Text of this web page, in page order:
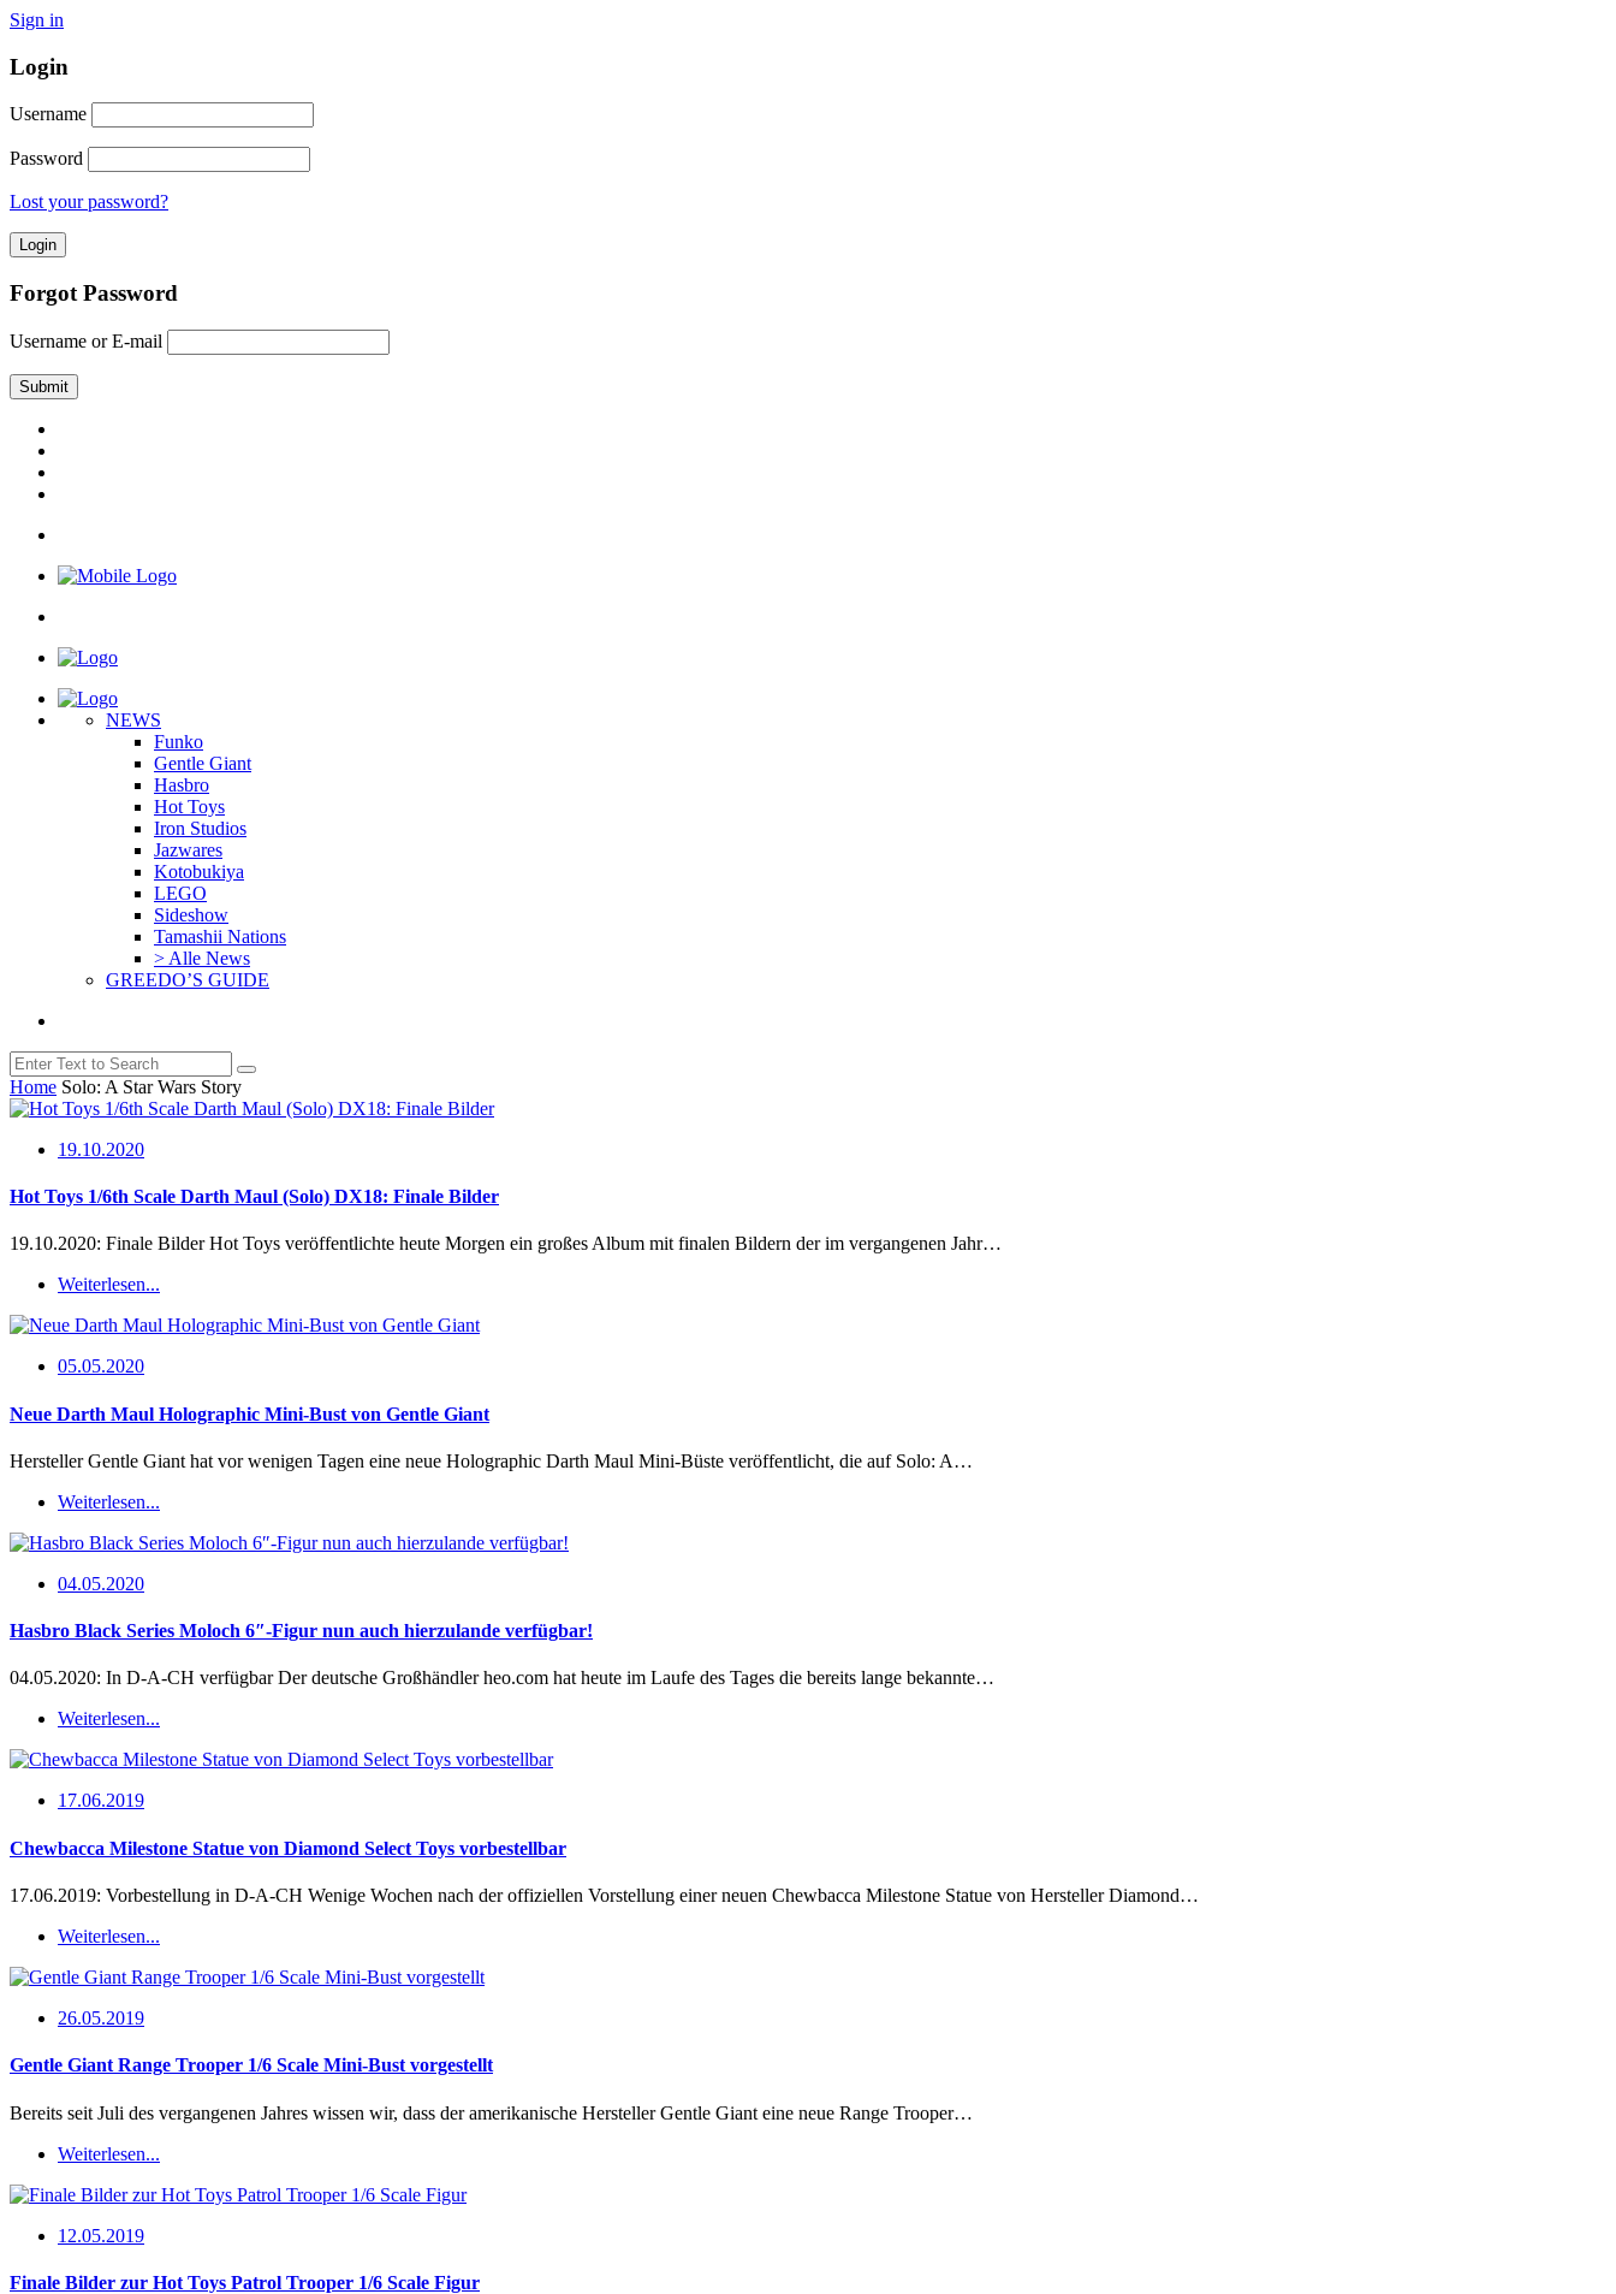
Sign in
Login
Username
Password
Lost your password?
Forgot Password
Username or E-mail
NEWS
Funko
Gentle Giant
Hasbro
Hot Toys
Iron Studios
Jazwares
Kotobukiya
LEGO
Sideshow
Tamashii Nations
> Alle News
GREEDO’S GUIDE
Home Solo: A Star Wars Story
19.10.2020
Hot Toys 1/6th Scale Darth Maul (Solo) DX18: Finale Bilder
19.10.2020: Finale Bilder Hot Toys veröffentlichte heute Morgen ein großes Album mit finalen Bildern der im vergangenen Jahr…
Weiterlesen...
05.05.2020
Neue Darth Maul Holographic Mini-Bust von Gentle Giant
Hersteller Gentle Giant hat vor wenigen Tagen eine neue Holographic Darth Maul Mini-Büste veröffentlicht, die auf Solo: A…
Weiterlesen...
04.05.2020
Hasbro Black Series Moloch 6″-Figur nun auch hierzulande verfügbar!
04.05.2020: In D-A-CH verfügbar Der deutsche Großhändler heo.com hat heute im Laufe des Tages die bereits lange bekannte…
Weiterlesen...
17.06.2019
Chewbacca Milestone Statue von Diamond Select Toys vorbestellbar
17.06.2019: Vorbestellung in D-A-CH Wenige Wochen nach der offiziellen Vorstellung einer neuen Chewbacca Milestone Statue von Hersteller Diamond…
Weiterlesen...
26.05.2019
Gentle Giant Range Trooper 1/6 Scale Mini-Bust vorgestellt
Bereits seit Juli des vergangenen Jahres wissen wir, dass der amerikanische Hersteller Gentle Giant eine neue Range Trooper…
Weiterlesen...
12.05.2019
Finale Bilder zur Hot Toys Patrol Trooper 1/6 Scale Figur